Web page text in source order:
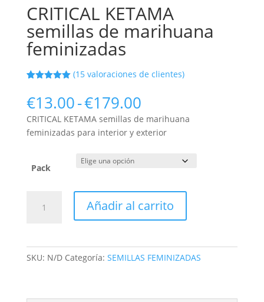
CRITICAL KETAMA
semillas de marihuana
feminizadas
5 en base
valoracione
s de
clientes
(15 valoraciones de clientes)
€13.00-€179.00Rango
de
precios:
desde
€13.00
CRITICAL KETAMA semillas de marihuana
feminizadas para interior y exterior
Pack
KETAMA
Añadir al carrito
SKU: N/D Categoría: SEMILLAS FEMINIZADAS